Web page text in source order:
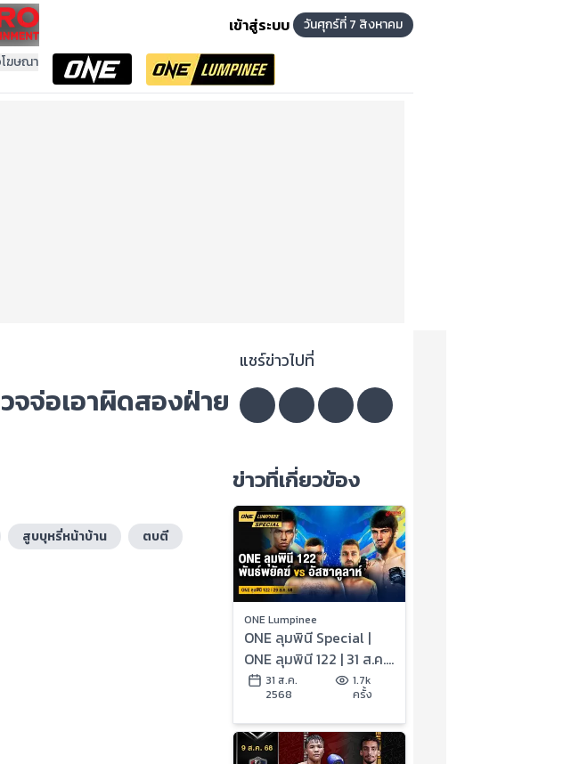
เข้าสู่ระบบ
วันศุกร์ที่ 7 สิงหาคม
ฆษณา
จจ่อเอาผิดสองฝ่าย
สูบบุหรี่หน้าบ้าน
ตบตี
แชร์ข่าวไปที่
ข่าวที่เกี่ยวข้อง
ONE Lumpinee
ONE ลุมพินี Special |
ONE ลุมพินี 122 | 31 ส.ค.
2568 | Ch7HD
31 ส.ค.
2568
1.7k
ครั้ง